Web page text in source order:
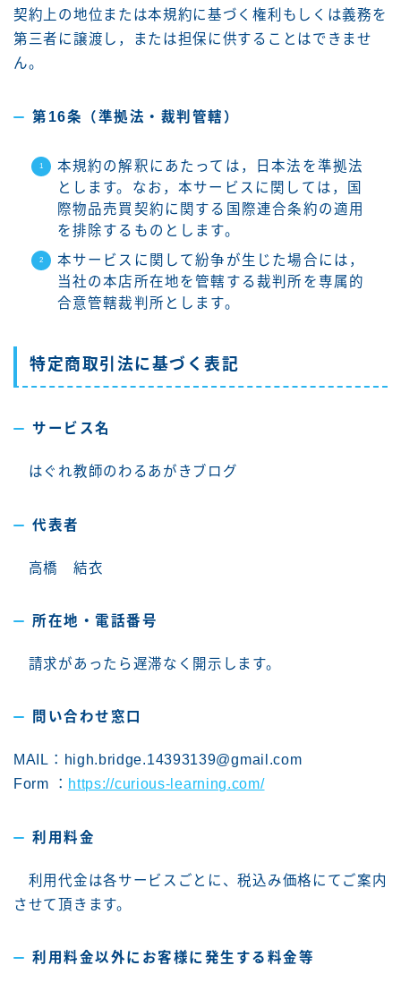
契約上の地位または本規約に基づく権利もしくは義務を
第三者に譲渡し，または担保に供することはできませ
ん。
第16条（準拠法・裁判管轄）
本規約の解釈にあたっては，日本法を準拠法
とします。なお，本サービスに関しては，国
際物品売買契約に関する国際連合条約の適用
を排除するものとします。
本サービスに関して紛争が生じた場合には，
当社の本店所在地を管轄する裁判所を専属的
合意管轄裁判所とします。
特定商取引法に基づく表記
サービス名
はぐれ教師のわるあがきブログ
代表者
高橋 結衣
所在地・電話番号
請求があったら遅滞なく開示します。
問い合わせ窓口
MAIL：high.bridge.14393139@gmail.com
Form ： https://curious-learning.com/
利用料金
利用代金は各サービスごとに、税込み価格にてご案内
させて頂きます。
利用料金以外にお客様に発生する料金等